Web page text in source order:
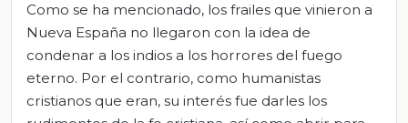
Como se ha mencionado, los frailes que vinieron a
Nueva España no llegaron con la idea de
condenar a los indios a los horrores del fuego
eterno. Por el contrario, como humanistas
cristianos que eran, su interés fue darles los